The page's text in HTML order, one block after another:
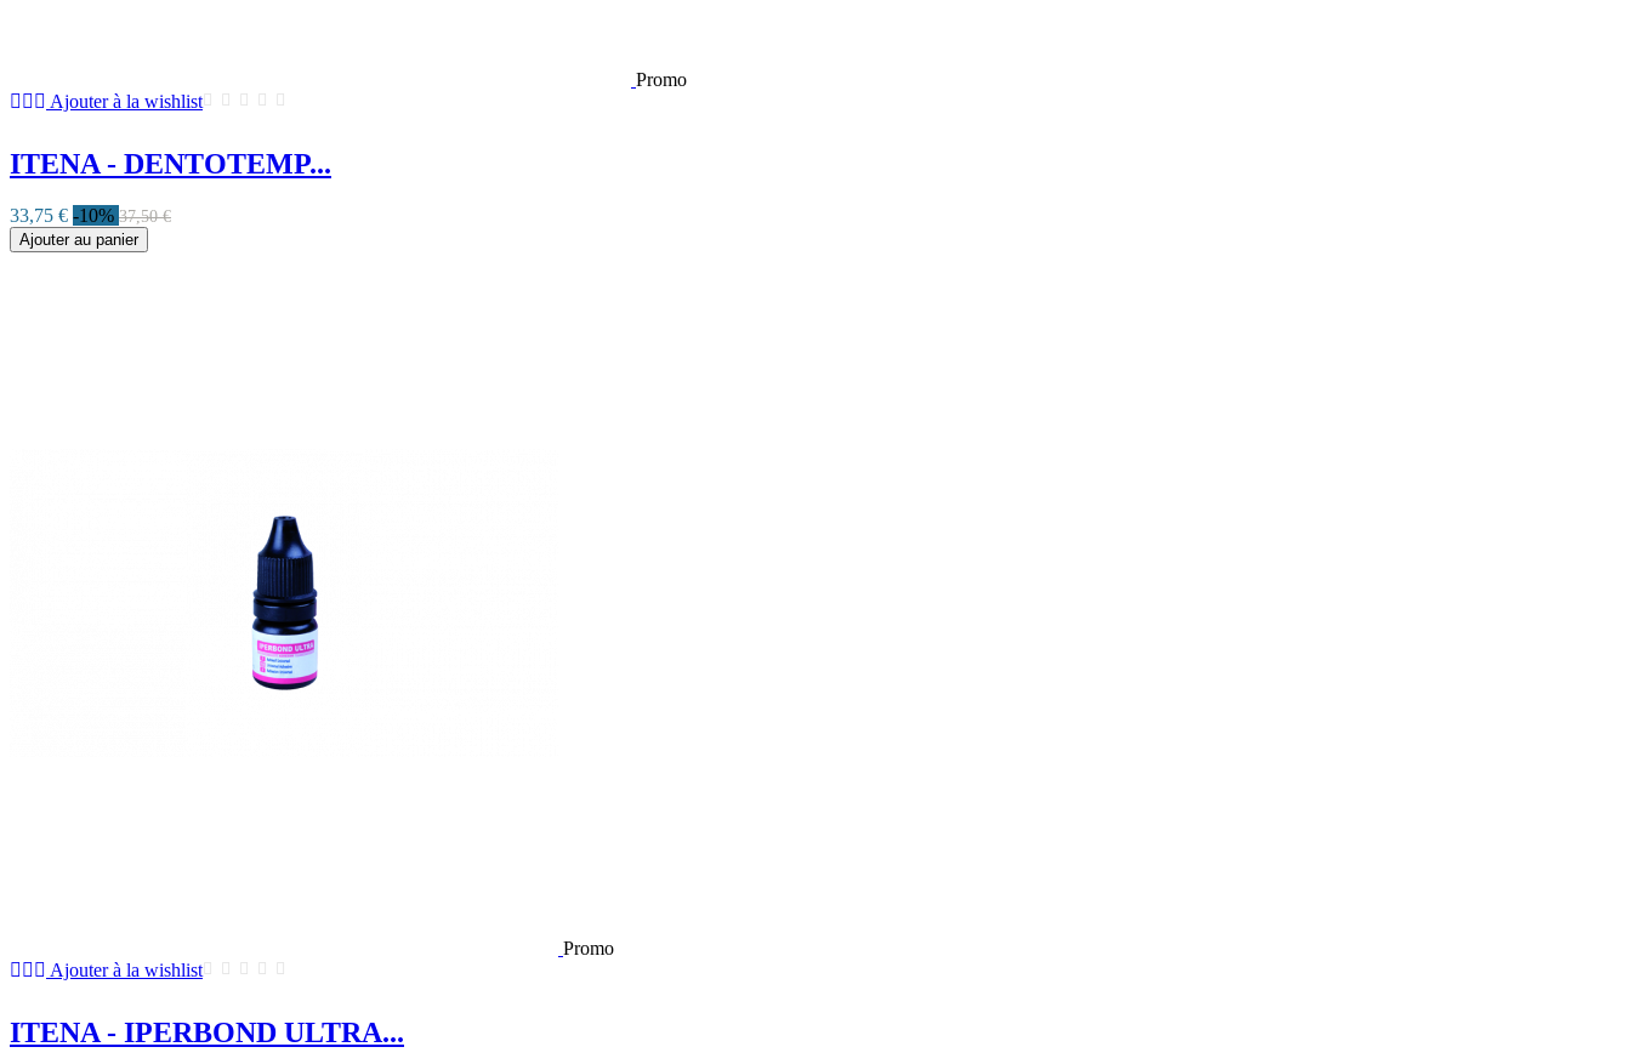
Promo
Ajouter à la wishlist
ITENA - DENTOTEMP...
33,75 € -10% 37,50 €
Ajouter au panier
Promo
Ajouter à la wishlist
ITENA - IPERBOND ULTRA...